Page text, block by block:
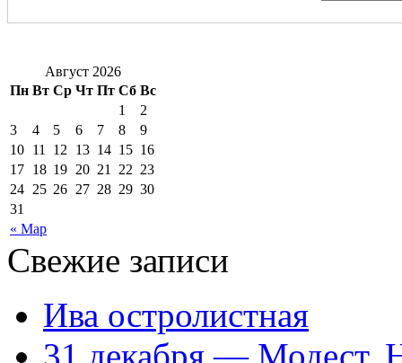
Август 2026
Пн Вт Ср Чт Пт Сб Вс
« Мар
1
2
3
4 5 6 7 8
9
10 11 12 13 14 15 16
17 18 19 20 21 22 23
24 25 26 27 28 29 30
31
Свежие записи
Ива остролистная